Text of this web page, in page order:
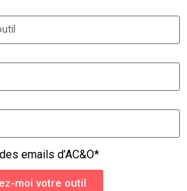
emails d’AC&O*
moi votre outil